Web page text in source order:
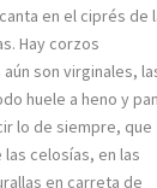
en el ciprés de
Hay corzos
son virginales,
huele a heno y pan
lo de siempre, que
las celosías, en las
en carreta de